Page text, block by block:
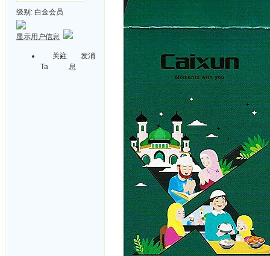
级别: 白金会员
显示用户信息
关注
Ta
发消
息